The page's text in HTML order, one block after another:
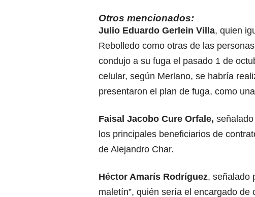
Otros mencionados:
Julio Eduardo Gerlein Villa, quien
Rebolledo como otras de las
condujo a su fuga el pasado 1 de
celular, según Merlano, se habría
presentaron el plan de fuga, como
Faisal Jacobo Cure Orfale,
los principales beneficiarios de
de Alejandro Char.
Héctor Amarís Rodríguez, señalado
maletín”, quién sería el encargado de